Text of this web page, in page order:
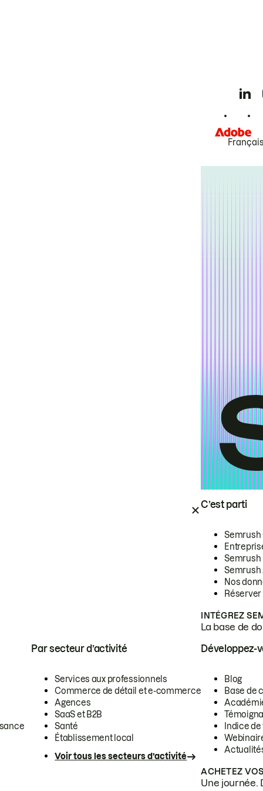
C’est parti
Semrush
Semrush
Semrush
Nos
INTÉGREZ
La base de
Par secteur d’activité
Services aux professionnels
Commerce de détail et e-commerce
Agences
SaaS et B2B
Santé
Établissement local
Voir tous les secteurs d’activité
Développez-
Blog
Base de
Indice
ACHETEZ
Une journée.